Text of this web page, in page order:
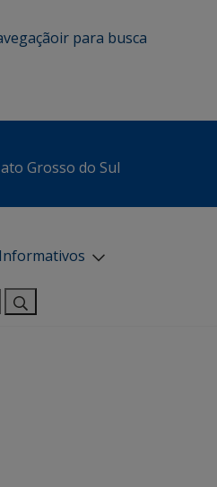
ir para busca
Grosso do Sul
Informativos